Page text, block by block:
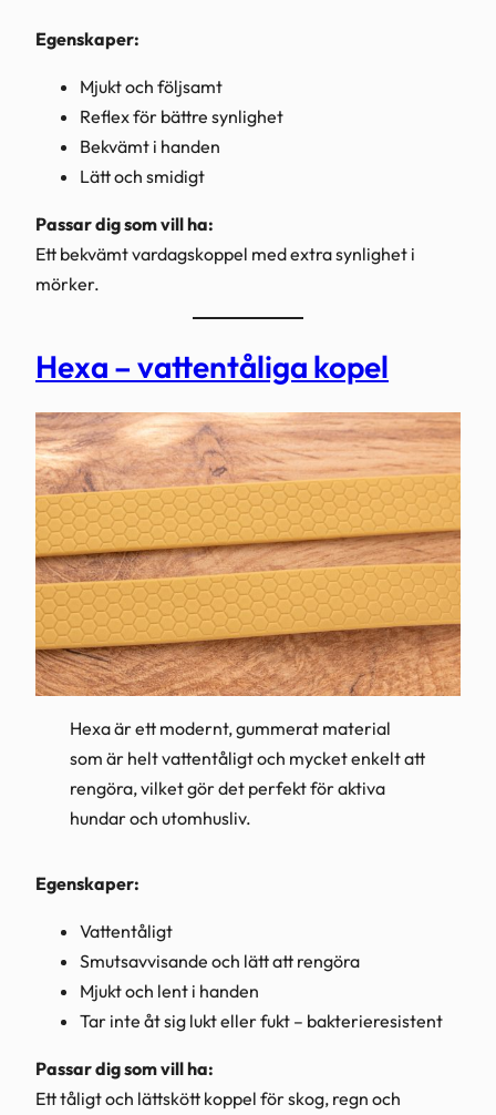
Egenskaper:
Mjukt och följsamt
Reflex för bättre synlighet
Bekvämt i handen
Lätt och smidigt
Passar dig som vill ha:
Ett bekvämt vardagskoppel med extra synlighet i
mörker.
Hexa – vattentåliga kopel
Hexa är ett modernt, gummerat material
som är helt vattentåligt och mycket enkelt att
rengöra, vilket gör det perfekt för aktiva
hundar och utomhusliv.
Egenskaper:
Vattentåligt
Smutsavvisande och lätt att rengöra
Mjukt och lent i handen
Tar inte åt sig lukt eller fukt – bakterieresistent
Passar dig som vill ha:
Ett tåligt och lättskött koppel för skog, regn och